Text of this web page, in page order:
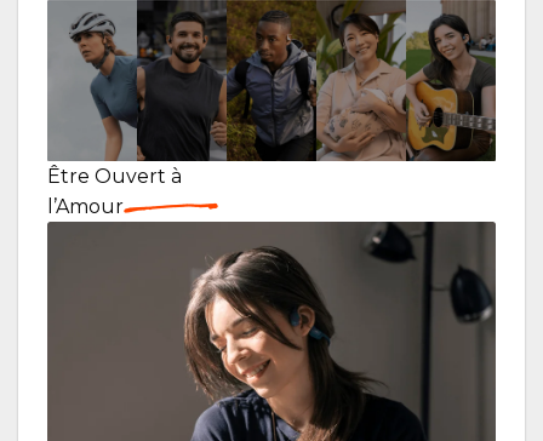
Être Ouvert à
l’Amour